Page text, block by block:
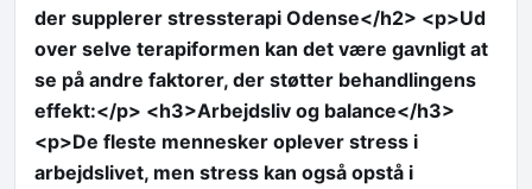
der supplerer stressterapi Odense</h2> <p>Ud
over selve terapiformen kan det være gavnligt at
se på andre faktorer, der støtter behandlingens
effekt:</p> <h3>Arbejdsliv og balance</h3>
<p>De fleste mennesker oplever stress i
arbejdslivet, men stress kan også opstå i